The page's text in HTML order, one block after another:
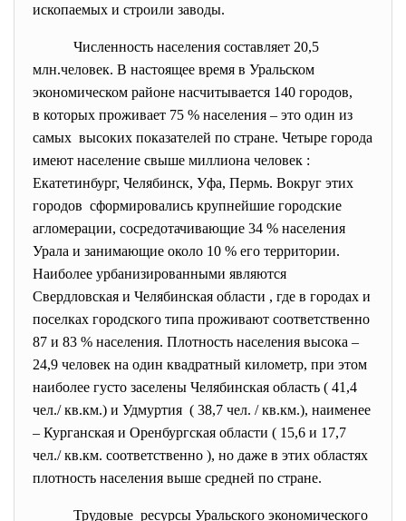
ископаемых и строили заводы.
Численность населения составляет 20,5
млн.человек. В настоящее время в Уральском
экономическом районе насчитывается 140 городов,
в которых проживает 75 % населения – это один из
самых высоких показателей по стране. Четыре города
имеют население свыше миллиона человек :
Екатетинбург, Челябинск, Уфа, Пермь. Вокруг этих
городов сформировались крупнейшие городские
агломерации, сосредотачивающие 34 % населения
Урала и занимающие около 10 % его территории.
Наиболее урбанизированными являются
Свердловская и Челябинская области , где в городах и
поселках городского типа проживают соответственно
87 и 83 % населения. Плотность населения высока –
24,9 человек на один квадратный километр, при этом
наиболее густо заселены Челябинская область ( 41,4
чел./ кв.км.) и Удмуртия ( 38,7 чел. / кв.км.), наименее
– Курганская и Оренбургская области ( 15,6 и 17,7
чел./ кв.км. соответственно ), но даже в этих областях
плотность населения выше средней по стране.
Трудовые ресурсы Уральского экономического